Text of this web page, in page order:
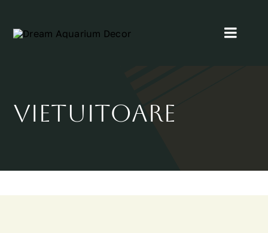
content
Despre Noi
Vietuitoare